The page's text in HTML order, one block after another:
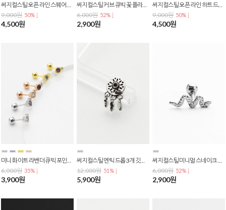
9,000원 50% ↓
4,500원
써지컬스틸 커브 큐빅 꽃 플라워 귀볼 눈썹 바나나 피어싱 P-0826
6,000원 52% ↓
2,900원
써지컬스틸 오픈 라인 하트 드롭 데일리 피어싱 P-0820
9,000원 50% ↓
4,500원
미니 화이트 라벤더 큐빅 포인트 바벨 피어싱 귀걸이 바두께 0.8mm P-0816
6,000원 35% ↓
3,900원
써지컬스틸 엔틱 드롭 3개 깃털 드림캐쳐 바벨 피어싱 P-0811
12,000원 51% ↓
5,900원
써지컬스틸 미니멀 스네이크 뱀 바벨 피어싱 바두께 0.8mm P-0806
6,000원 52% ↓
2,900원